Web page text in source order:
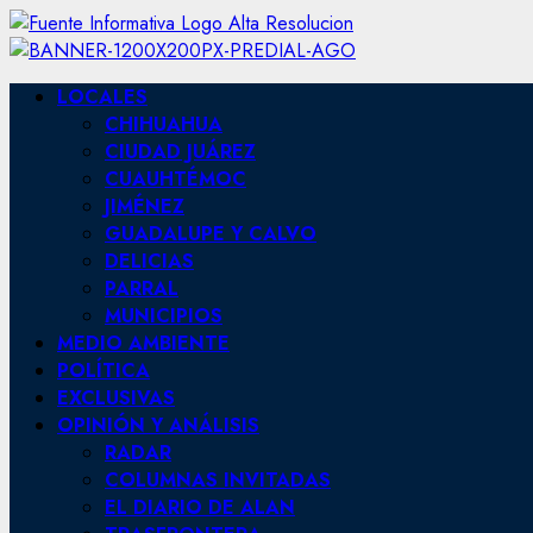
Skip
to
content
PrimaryLOCALES
CHIHUAHUA
CIUDAD JUÁREZ
CUAUHTÉMOC
JIMÉNEZ
GUADALUPE Y CALVO
DELICIAS
PARRAL
MUNICIPIOS
MEDIO AMBIENTE
POLÍTICA
EXCLUSIVAS
OPINIÓN Y ANÁLISIS
RADAR
COLUMNAS INVITADAS
EL DIARIO DE ALAN